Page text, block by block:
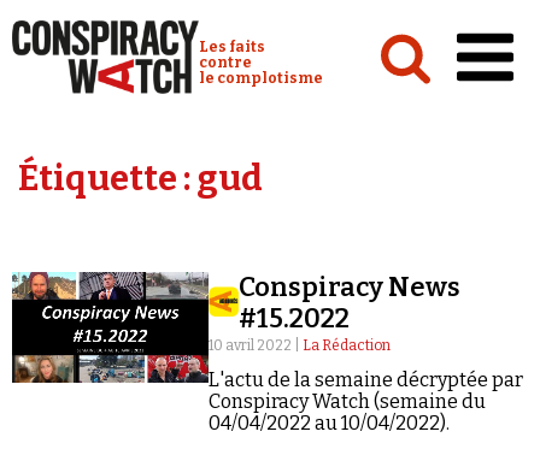
Conspiracy Watch :
Les faits
contre
le complotisme
Analyses
Vidéos
Émissions
Revues de presse
Étiquette :gud
Conspiracy News
#15.2022
10 avril 2022 | La Rédaction
L'actu de la semaine décryptée par
Conspiracy Watch (semaine du
04/04/2022 au 10/04/2022).